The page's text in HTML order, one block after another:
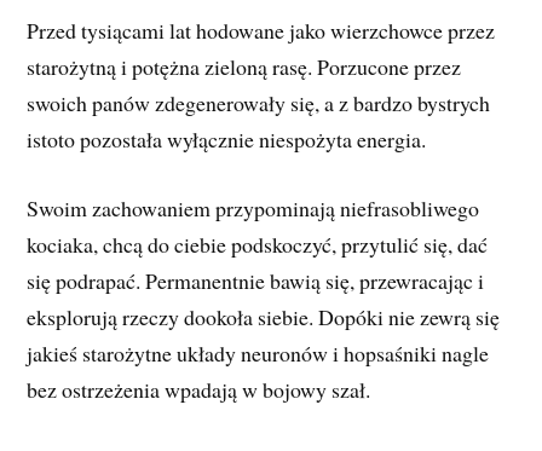
Przed tysiącami lat hodowane jako wierzchowce przez
starożytną i potężna zieloną rasę. Porzucone przez
swoich panów zdegenerowały się, a z bardzo bystrych
istoto pozostała wyłącznie niespożyta energia.
Swoim zachowaniem przypominają niefrasobliwego
kociaka, chcą do ciebie podskoczyć, przytulić się, dać
się podrapać. Permanentnie bawią się, przewracając i
eksplorują rzeczy dookoła siebie. Dopóki nie zewrą się
jakieś starożytne układy neuronów i hopsaśniki nagle
bez ostrzeżenia wpadają w bojowy szał.